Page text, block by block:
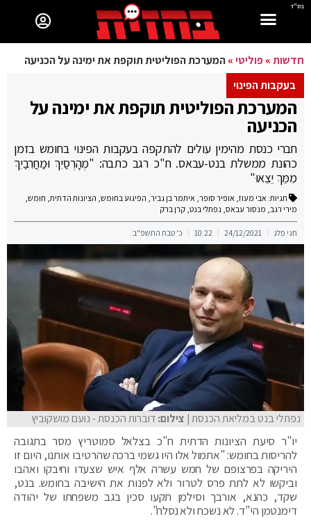
בס"ד
חדשות»פוליטי»המערכת הפוליטית תוקפת את ימינה על הכניעה
בעקבות הפינוי
המערכת הפוליטית תוקפת את ימינה על
הכניעה
חברי כנסת מהימין עולים להתקפה בעקבות הפינוי בחומש בזמן
כהונת ממשלת בנט-עבאס. ח"כ רגב כתבה: "מְהָרְסַיִךְ וּמַחֲרִבַיִךְ
מִמֵּךְ יֵצֵאוּ"
תגיות: אבי מעוז, אופיר סופר, איתמר בן גביר, הפיגוע בחומש, הציונות הדתית, חומש,
מירי רגב, מנסור עבאס, נפתלי בנט, קרן ברק
חגי פלג 24/12/2021
10:22 כ' טבת התשפ"ב
נפתלי בנט במליאת הכנסת| צילום:דוברות הכנסת - נועם מושקוביץ
‏יו"ר סיעת הציונות הדתית ח"כ בצלאל סמוטריץ מסר בתגובה
להריסות בחומש: "אתמול אלו היו גשמי ברכה שהרטיבו אותנו, היום זו
היריקה בפרצופם של חמש עשרה אלף איש שצעדו וחיבקו ואהבו
וביקשו לא לתת פרס לטרור ולא לפנות את הישיבה בחומש. בנט,
שקד, כהנא, אורבך וסילמן תקעו סכין בגב משפחתו של יהודה
דימנטמן הי"ד. לא נשכח ולא נסלח".